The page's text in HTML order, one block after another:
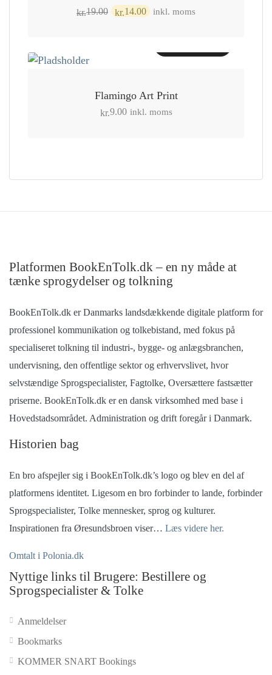
kr.19.00 Den
kr.14.00 Den
er:
inkl. moms
Flamingo Art Print
kr.9.00 inkl. moms
Platformen BookEnTolk.dk – en ny måde at
tænke sprogydelser og tolkning
BookEnTolk.dk er Danmarks landsdækkende digitale platform for
professionel kommunikation og tolkebistand, med fokus på
specialiseret tolkning til industri-, bygge- og anlægsbranchen,
undervisning, den offentlige sektor og erhvervslivet, hvor
selvstændige Sprogspecialister, Fagtolke, Oversættere fastsætter
priserne. BookEnTolk.dk er en dansk virksomhed med base i
Hovedstadsområdet. Administration og drift foregår i Danmark.
Historien bag
En bro afspejler sig i BookEnTolk.dk’s logo og blev en del af
platformens identitet. Ligesom en bro forbinder to lande, forbinder
Sprogspecialister, Tolke mennesker, sprog og kulturer.
Inspirationen fra Øresundsbroen viser… Læs videre her.
Omtalt i Polonia.dk
Nyttige links til Brugere: Bestillere og
Sprogspecialister & Tolke
Anmeldelser
Bookmarks
KOMMER SNART Bookings